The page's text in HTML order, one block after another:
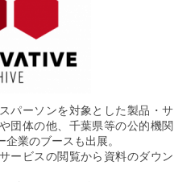
パーソンを対象とした製品・サ
団体の他、千葉県等の公的機関
業のブースも出展。
ービスの閲覧から資料のダウン